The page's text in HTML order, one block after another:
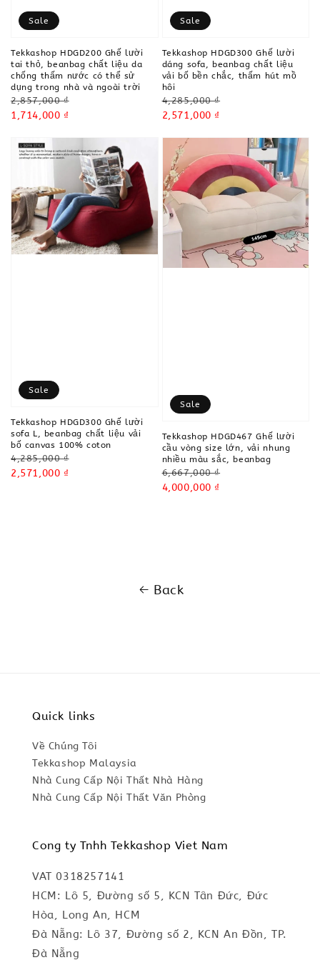
Sale
Tekkashop HDGD200 Ghế lười
tai thỏ, beanbag chất liệu da
chống thấm nước có thể sử
dụng trong nhà và ngoài trời
Regular
price
2,857,000 ₫
Sale
1,714,000 ₫
Sale
Tekkashop HDGD300 Ghế lười
dáng sofa, beanbag chất liệu
vải bố bền chắc, thấm hút mồ
hôi
Regular
price
4,285,000 ₫
Sale
2,571,000 ₫
Sale
Tekkashop HDGD300 Ghế lười
sofa L, beanbag chất liệu vải
bố canvas 100% coton
Regular
price
4,285,000 ₫
Sale
2,571,000 ₫
Sale
Tekkashop HDGD467 Ghế lười
cầu vòng size lớn, vải nhung
nhiều màu sắc, beanbag
Regular
price
6,667,000 ₫
Sale
4,000,000 ₫
Back
Quick links
Về Chúng Tôi
Tekkashop Malaysia
Nhà Cung Cấp Nội Thất Nhà Hàng
Nhà Cung Cấp Nội Thất Văn Phòng
Cong ty Tnhh Tekkashop Viet Nam
VAT 0318257141
HCM: Lô 5, Đường số 5, KCN Tân Đức, Đức
Hòa, Long An, HCM
Đà Nẵng: Lô 37, Đường số 2, KCN An Đồn, TP.
Đà Nẵng